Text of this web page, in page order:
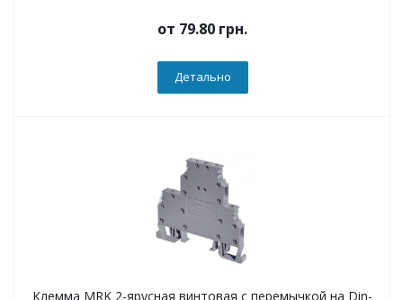
от 79.80 грн.
Детально
Клемма MRK 2-ярусная винтовая с перемычкой на Din-